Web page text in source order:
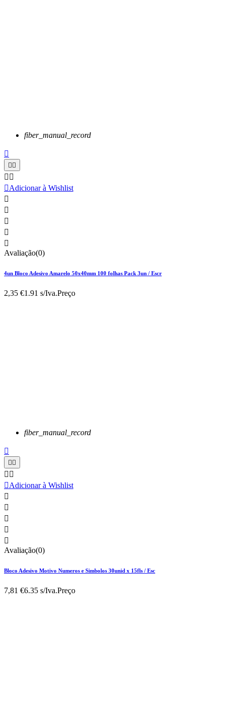
fiber_manual_record

 
 
Adicionar à Wishlist





Avaliação(0)
4un Bloco Adesivo Amarelo 50x40mm 100 folhas Pack 3un / Escr
2,35 €1.91 s/Iva.Preço
fiber_manual_record

 
 
Adicionar à Wishlist





Avaliação(0)
Bloco Adesivo Motivo Numeros e Simbolos 30unid x 15fls / Esc
7,81 €6.35 s/Iva.Preço